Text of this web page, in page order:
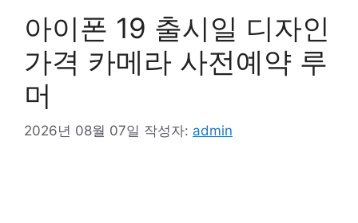
아이폰 19 출시일 디자인
가격 카메라 사전예약 루
머
2026년 08월 07일 작성자: admin